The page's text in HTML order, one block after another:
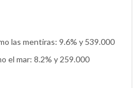
las mentiras: 9.6% y 539.000
el mar: 8.2% y 259.000